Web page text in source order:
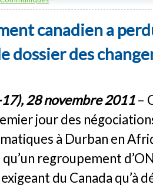
canadien a
dossier des
28 novembre 2011–
jour des
à Durban en
qu’un regroupement
du Canada qu’à